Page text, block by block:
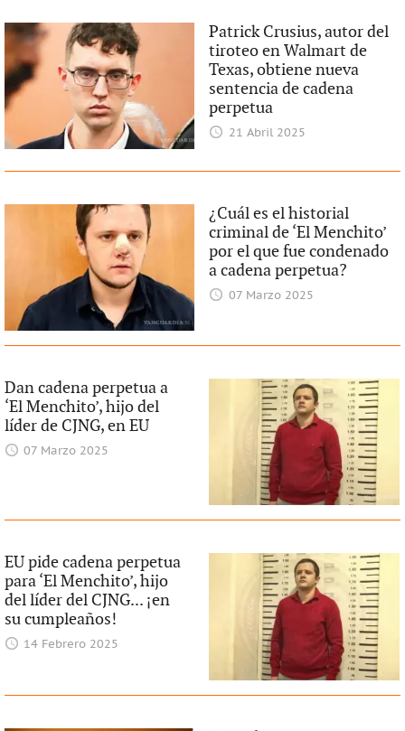
Patrick Crusius, autor del
tiroteo en Walmart de
Texas, obtiene nueva
sentencia de cadena
perpetua
21 Abril 2025
¿Cuál es el historial
criminal de ‘El Menchito’
por el que fue condenado
a cadena perpetua?
07 Marzo 2025
Dan cadena perpetua a
‘El Menchito’, hijo del
líder de CJNG, en EU
07 Marzo 2025
EU pide cadena perpetua
para ‘El Menchito’, hijo
del líder del CJNG... ¡en
su cumpleaños!
14 Febrero 2025